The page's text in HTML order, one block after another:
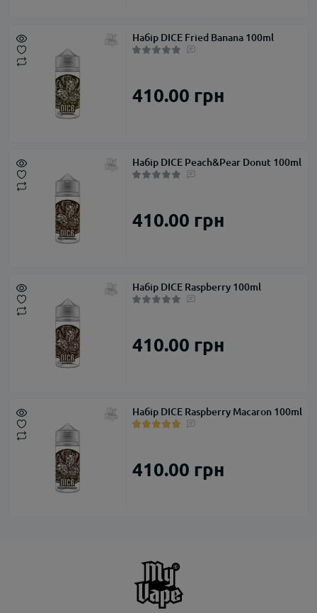
Набір DICE Fried Banana 100ml
410.00 грн
Набір DICE Peach&Pear Donut 100ml
410.00 грн
Набір DICE Raspberry 100ml
410.00 грн
Набір DICE Raspberry Macaron 100ml
410.00 грн